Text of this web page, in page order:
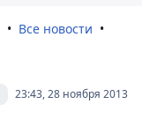
Все новости
23:43, 28 ноября 2013